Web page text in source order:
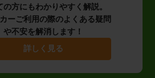
の方にもわかりやすく解説。
ーご利用の際のよくある疑問
や不安を解消します！
詳しく見る